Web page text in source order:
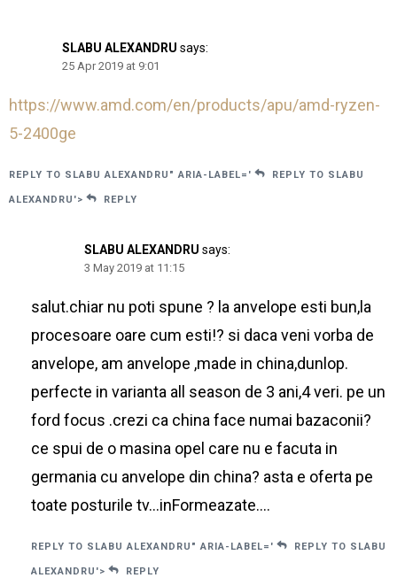
SLABU ALEXANDRU says:
25 Apr 2019 at 9:01
https://www.amd.com/en/products/apu/amd-ryzen-
5-2400ge
REPLY TO SLABU ALEXANDRU" ARIA-LABEL=' REPLY TO SLABU
ALEXANDRU'> REPLY
SLABU ALEXANDRU says:
3 May 2019 at 11:15
salut.chiar nu poti spune ? la anvelope esti bun,la
procesoare oare cum esti!? si daca veni vorba de
anvelope, am anvelope ,made in china,dunlop.
perfecte in varianta all season de 3 ani,4 veri. pe un
ford focus .crezi ca china face numai bazaconii?
ce spui de o masina opel care nu e facuta in
germania cu anvelope din china? asta e oferta pe
toate posturile tv…inFormeazate….
REPLY TO SLABU ALEXANDRU" ARIA-LABEL=' REPLY TO SLABU
ALEXANDRU'> REPLY